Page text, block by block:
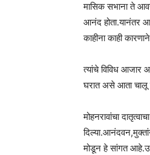
मासिक सभाना ते
आनंद होता.यानंतर
काहीना काही
त्यांचे विविध आजार
घरात असे आता चालू
मोहनरावांचा
मोडून हे सांगत